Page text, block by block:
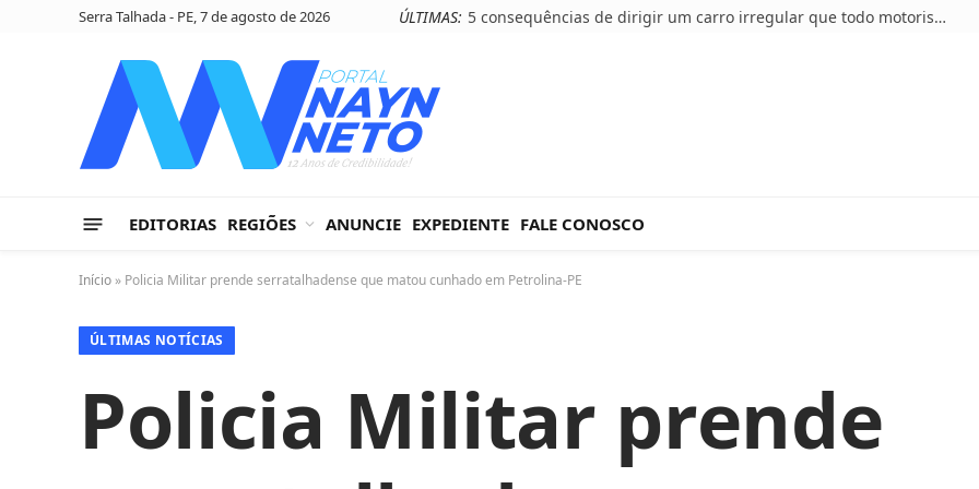
Serra Talhada - PE, 7 de agosto de 2026 ÚLTIMAS: 5 consequências de dirigir um carro irregular que todo motorista deve conhecer
EDITORIAS REGIÕES ANUNCIE EXPEDIENTE FALE CONOSCO
Início » Policia Militar prende serratalhadense que matou cunhado em Petrolina-PE
ÚLTIMAS NOTÍCIAS
Policia Militar prende